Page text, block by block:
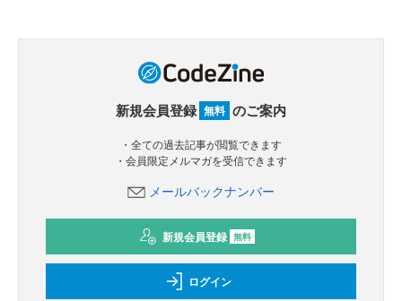
新規会員登録 無料 のご案内
・全ての過去記事が閲覧できます
・会員限定メルマガを受信できます
メールバックナンバー
新規会員登録 無料
ログイン